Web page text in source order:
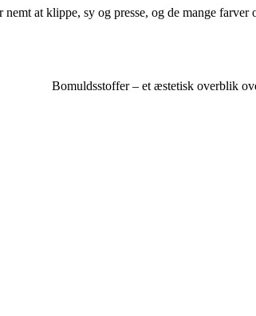
at klippe, sy og presse, og de mange
Bomuldsstoffer – et æstetisk overblik